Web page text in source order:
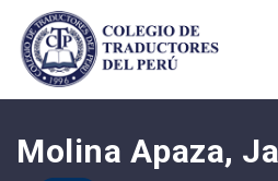
Molina Apaza,